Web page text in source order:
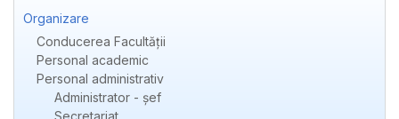
Organizare
Conducerea Facultății
Personal academic
Personal administrativ
Administrator - șef
Secretariat